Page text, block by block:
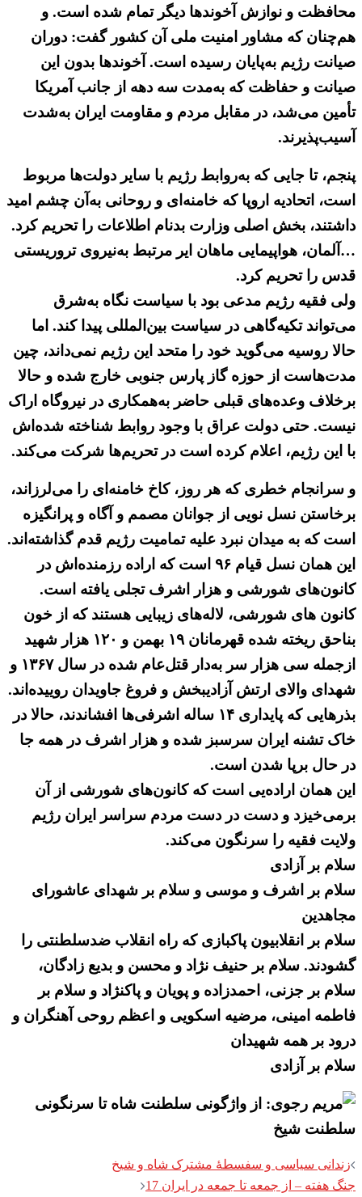
محافظت و نوازش آخوندها دیگر تمام شده است. و
هم‌چنان که مشاور امنیت ملی آن کشور گفت: دوران
صیانت رژیم به‌پایان رسیده است. آخوندها بدون این
صیانت و حفاظت که به‌مدت سه دهه از جانب آمریکا
تأمین می‌شد، در مقابل مردم و مقاومت ایران به‌شدت
آسیب‌پذیرند.
پنجم، تا جایی که به‌‌روابط رژیم با سایر دولت‌ها مربوط
است، اتحادیه اروپا که خامنه‌ای و روحانی به‌‌آن چشم امید
داشتند، بخش اصلی وزارت بدنام اطلاعات را تحریم کرد.
…آلمان، هواپیمایی ماهان ایر مرتبط به‌نیروی تروریستی
قدس را تحریم کرد.
ولی فقیه رژیم مدعی بود با سیاست نگاه به‌‌‌شرق
می‌تواند تکیه‌گاهی در سیاست بین‌المللی پیدا کند. اما
حالا روسیه می‌گوید خود را متحد این رژیم نمی‌داند، چین
مدت‌هاست از حوزه گاز پارس جنوبی خارج شده و حالا
برخلاف وعده‌های قبلی حاضر به‌همکاری در نیروگاه اراک
نیست. حتی دولت عراق با وجود روابط شناخته شده‌اش
با این رژیم، اعلام کرده است در تحریم‌ها شرکت می‌کند.
و سرانجام خطری که هر روز، کاخ خامنه‌ای را می‌لرزاند،
برخاستن نسل نویی از جوانان مصمم و آگاه و پرانگیزه
است که به میدان نبرد علیه تمامیت رژیم قدم گذاشته‌اند.
این همان نسل قیام ۹۶ است که اراده رزمند‌ه‌اش در
کانون‌های شورشی و هزار اشرف تجلی یافته است.
كانون های شورشی، لاله‌های زیبایی هستند كه از خون
بناحق ریخته شده قهرمانان ۱۹ بهمن و ۱۲۰ هزار شهید
ازجمله سی هزار سر به‌دار قتل‌عام شده در سال ۱۳۶۷ و
شهدای والای ارتش آزادیبخش و فروغ جاویدان روییده‌اند.
بذرهایی که پایداری ۱۴ ساله اشرفی‌ها افشاندند، حالا در
خاک تشنه ایران سرسبز شده و هزار اشرف در همه جا
در حال برپا شدن است.
این همان اراده‌‌یی است که کانون‌های شورشی از آن
برمی‌خیزد و دست در دست مردم سراسر ایران رژیم
ولایت فقیه را سرنگون می‌کند.
سلام بر آزادی
سلام بر اشرف و موسی و سلام بر شهدای عاشورای
مجاهدین
سلام بر انقلابیون پاکبازی که راه انقلاب ضدسلطنتی را
گشودند. سلام بر حنیف نژاد و محسن و بدیع زادگان،
سلام بر جزنی، احمدزاده و پویان و پاکنژاد و سلام بر
فاطمه امینی، مرضیه اسکویی و اعظم روحی آهنگران و
درود بر همه شهیدان
سلام بر آزادی
Post
navigation
زندانی سیاسی و سفسطهٔ مشترک شاه و شیخ
جنگ هفته – از جمعه تا جمعه در ایران 17